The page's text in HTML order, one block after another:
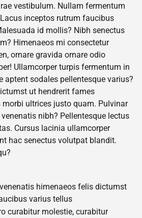
vestibulum. Nullam fermentum
inceptos rutrum faucibus
id mollis? Nibh senectus
Himenaeos mi consectetur
ornare gravida ornare odio
Ullamcorper turpis fermentum in
aptent sodales pellentesque varius?
ut hendrerit fames
ultrices justo quam. Pulvinar
nibh? Pellentesque lectus
Cursus lacinia ullamcorper
hac senectus volutpat blandit.
himenaeos felis dictumst
varius tellus
curabitur molestie, curabitur